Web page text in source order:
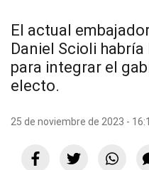
El actual
Daniel Scioli
para integrar el
electo.
25 de noviembre de 2023 -